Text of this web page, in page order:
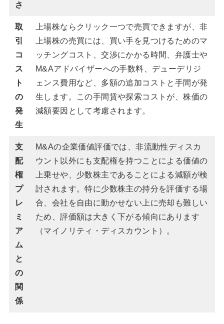
さ
取
引
コ
ス
ト
の
発
生
上場株ならクリック一つで売買できますが、非
上場株の売買には、買い手を見つけるためのマ
ッチングコスト、交渉にかかる時間、弁護士や
M&Aアドバイザーへの手数料、デューデリジ
ェンス費用など、多額の追加コストと手間が発
生します。この手間賃や探索コストが、株価の
減額要因として考慮されます。
支
配
権
プ
レ
ミ
ア
ム
と
の
関
係
M&Aの企業価値評価では、非流動性ディスカ
ウント以外にも支配権を持つことによる価値の
上乗せや、少数株主であることによる減額が検
討されます。特に少数株主の持分を評価する場
合、会社を自由に動かせない上に売却も難しい
ため、評価額は大きく下がる傾向にあります
（マイノリティ・ディスカウント）。